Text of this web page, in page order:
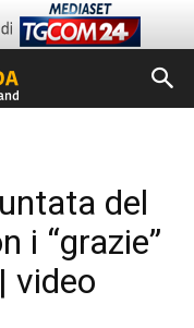
del
i “grazie”
video